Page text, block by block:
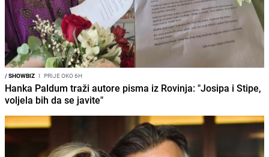
/SHOWBIZ I PRIJE OKO 6H
Hanka Paldum traži autore pisma iz Rovinja: "Josipa i Stipe,
voljela bih da se javite"